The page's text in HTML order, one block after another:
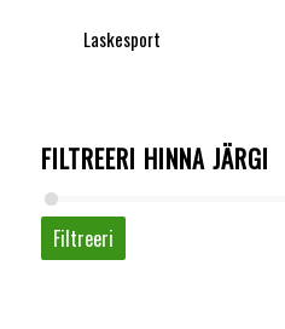
Laskesport
FILTREERI HINNA JÄRGI
Filtreeri